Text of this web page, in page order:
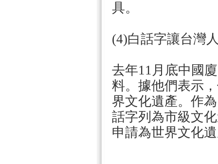
具。
(4)白話字讓台灣
去年11月底中國
料。據他們表示
界文化遺產。作
話字列為市級文
申請為世界文化